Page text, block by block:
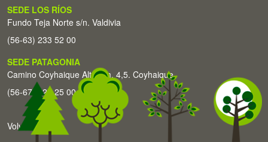
SEDE LOS RÍOS
Fundo Teja Norte s/n. Valdivia
(56-63) 233 52 00
SEDE PATAGONIA
Camino Coyhaique Alto Km. 4,5. Coyhaique
(56-67) 226 25 00
Volver arriba